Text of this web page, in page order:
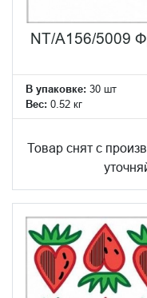
NT/A156/5009
В упаковке: 30 шт
Вес: 0.52 кг
Товар снят с